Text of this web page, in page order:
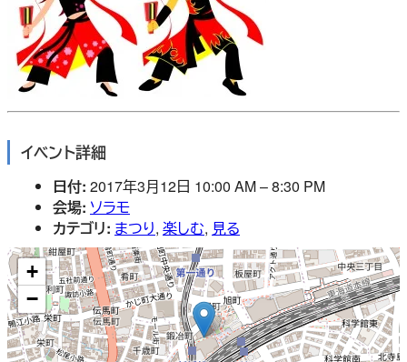
イベント詳細
日付: 2017年3月12日 10:00 AM–8:30 PM
会場: ソラモ
カテゴリ: まつり, 楽しむ, 見る
+
−